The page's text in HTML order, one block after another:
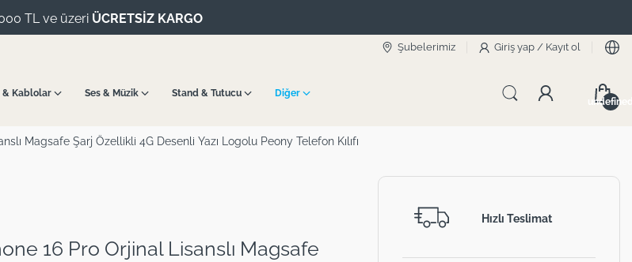
TL ve üzeri ÜCRETSİZ KARGO
Şubelerimiz Giriş yap / Kayıt ol
& Kablolar Ses & Müzik Stand & Tutucu Diğer
Magsafe Şarj Özellikli 4G Desenli Yazı Logolu Peony Telefon Kılıfı
16 Pro Orjinal Lisanslı Magsafe
Hızlı Teslimat